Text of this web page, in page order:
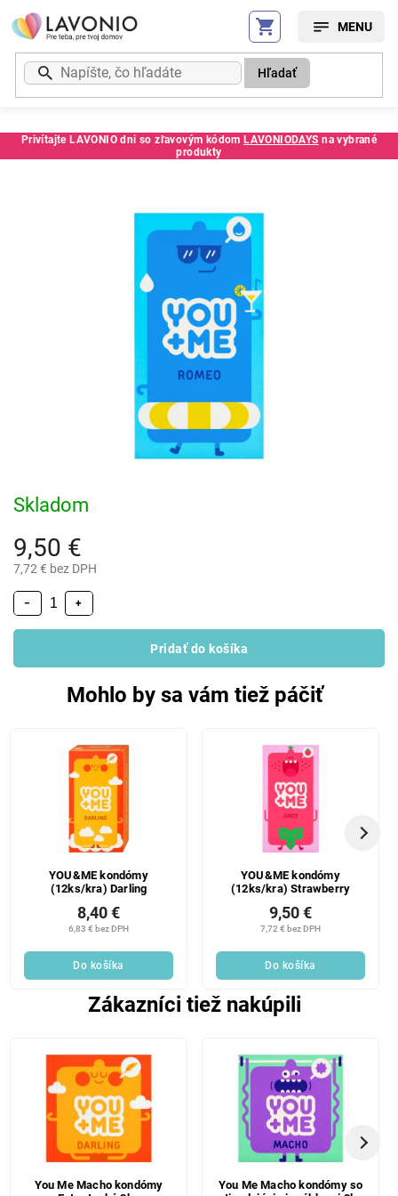
Prejsť
na
obsah
Privítajte LAVONIO dni so zľavovým kódom LAVONIODAYS na vybrané
produkty
Hľadať
Kód: 250518SC
9,50 €
7,72 € bez DPH
Skladom
+
−
Pridať do košíka
Mohlo by sa vám tiež páčiť
YOU&ME kondómy
(12ks/kra) Darling
6,83 € bez DPH
8,40 €
Do košíka
YOU&ME kondómy
(12ks/kra) Strawberry
7,72 € bez DPH
9,50 €
Do košíka
Zákazníci tiež nakúpili
You Me Macho kondómy
You Me Macho kondómy so